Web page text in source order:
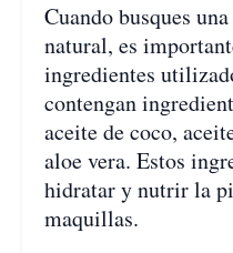
Cuando busques
natural, es
ingredientes
contengan
aceite de coco,
aloe vera. Estos
hidratar y nutrir la
maquillas.